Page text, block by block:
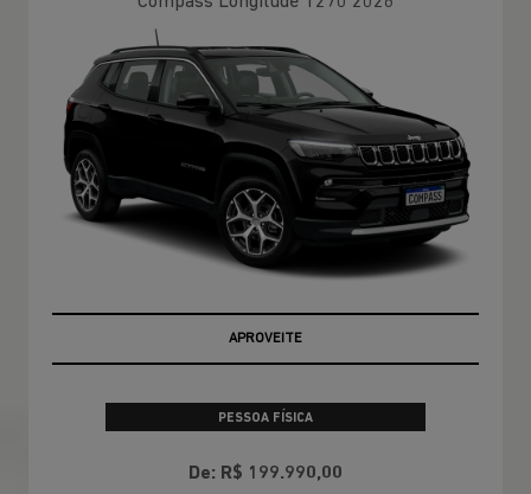
APROVEITE
PESSOA FÍSICA
De: R$ 199.990,00